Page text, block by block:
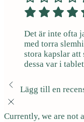
Det är inte ofta
med torra
stora kapslar att
dessa var i
Lägg till en
Currently, we are not